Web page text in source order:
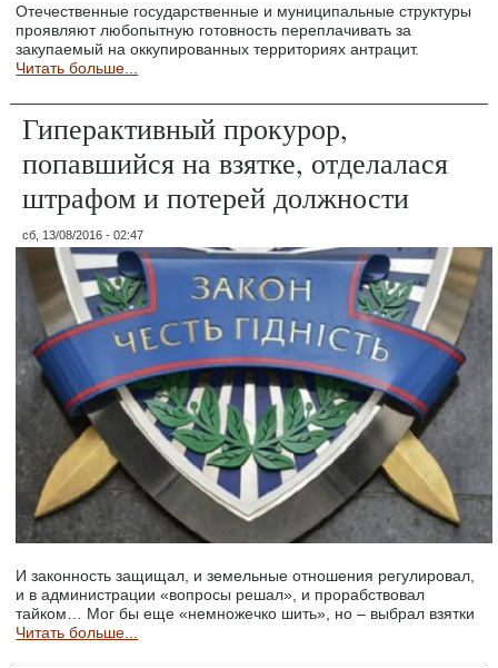
Отечественные государственные и муниципальные структуры
проявляют любопытную готовность переплачивать за
закупаемый на оккупированных территориях антрацит.
Читать больше...
Гиперактивный прокурор,
попавшийся на взятке, отделалася
штрафом и потерей должности
сб, 13/08/2016 - 02:47
И законность защищал, и земельные отношения регулировал,
и в администрации «вопросы решал», и прорабствовал
тайком… Мог бы еще «немножечко шить», но – выбрал взятки
Читать больше...